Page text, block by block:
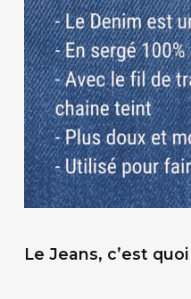
Le Jeans, c’est